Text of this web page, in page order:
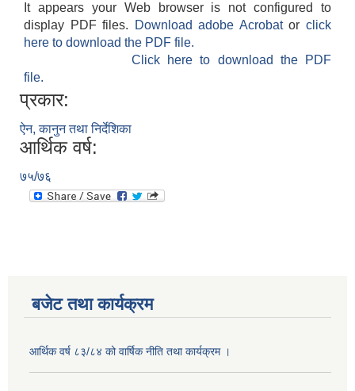
It appears your Web browser is not configured to
display PDF files.
Download adobe Acrobatorclick
here to download the PDF file.
Click here to download the PDF
file.
प्रकार:
ऐन, कानुन तथा निर्देशिका
आर्थिक वर्ष:
७५/७६
बजेट तथा कार्यक्रम
आर्थिक वर्ष ८३/८४ को वार्षिक नीति तथा कार्यक्रम ।